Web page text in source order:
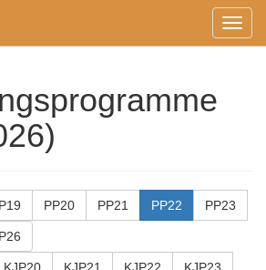
Menü
ein-/
PP20 PP21 PP22 PP23